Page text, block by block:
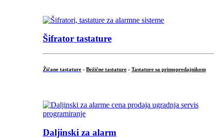
Šifrator tastature
Žičane tastature - Bežične tastature - Tastature sa primopredajnikom
Daljinski za alarm